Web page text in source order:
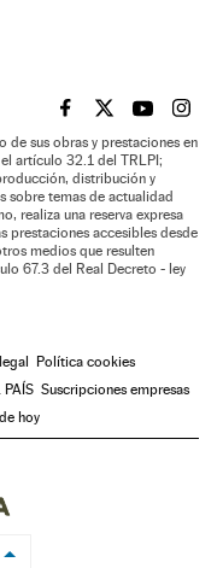
EL PAÍS BRASIL EN
EL PAÍSEL PAÍS
EL
de sus obras y prestaciones en
artículo 32.1 del TRLPI;
distribución y
sobre temas de actualidad
realiza una reserva expresa
prestaciones accesibles desde
medios que resulten
67.3 del Real Decreto - ley
Política cookies
Suscripciones empresas
hoy